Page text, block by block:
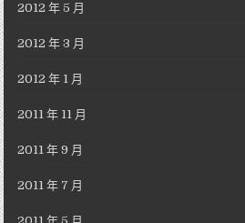
2012 年 5 月
2012 年 3 月
2012 年 1 月
2011 年 11 月
2011 年 9 月
2011 年 7 月